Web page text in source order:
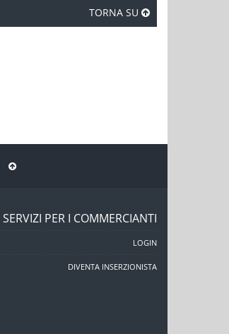
TORNA SU
SERVIZI PER I COMMERCIANTI
LOGIN
DIVENTA INSERZIONISTA